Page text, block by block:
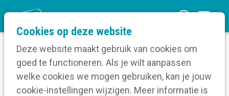
Cookies op deze website
Deze website maakt gebruik van cookies om
goed te functioneren. Als je wilt aanpassen
welke cookies we mogen gebruiken, kan je jouw
cookie-instellingen wijzigen. Meer informatie is
n
m
Home
Volg een opleiding
Over Werv(el)end schrijven